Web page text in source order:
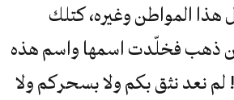
المواطن وغيره، كتلك
ذهب فخلّدت اسمها واسم هذه
نعد نثق بكم ولا بسحركم ولا